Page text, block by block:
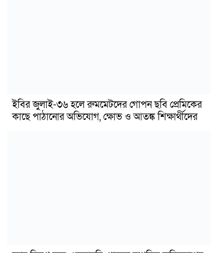
ইবির জুলাই-৩৬ হলে রুমমেটদের গোপন ছবি প্রেমিকের
কাছে পাঠানোর অভিযোগ, ক্ষোভ ও আতঙ্ক শিক্ষার্থীদের